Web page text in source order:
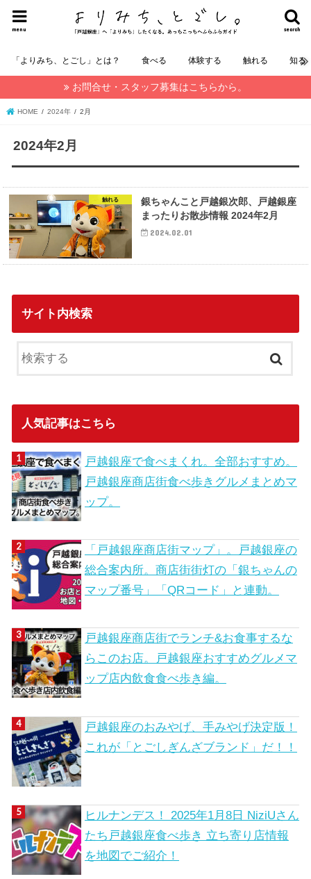
search
menu
「よりみち、とごし」とは？ 食べる 体験する 触れる 知る
お問合せ・スタッフ募集はこちらから。
HOME 2024年 2月
2024年2月
触れる
銀ちゃんこと戸越銀次郎、戸越銀座
まったりお散歩情報 2024年2月
2024.02.01
サイト内検索
人気記事はこちら
戸越銀座で食べまくれ。全部おすすめ。
戸越銀座商店街食べ歩きグルメまとめマ
ップ。
「戸越銀座商店街マップ」。戸越銀座の
総合案内所。商店街街灯の「銀ちゃんの
マップ番号」「QRコード」と連動。
戸越銀座商店街でランチ&お食事するな
らこのお店。戸越銀座おすすめグルメマ
ップ店内飲食食べ歩き編。
戸越銀座のおみやげ、手みやげ決定版！
これが「とごしぎんざブランド」だ！！
ヒルナンデス！ 2025年1月8日 NiziUさん
たち戸越銀座食べ歩き 立ち寄り店情報
を地図でご紹介！